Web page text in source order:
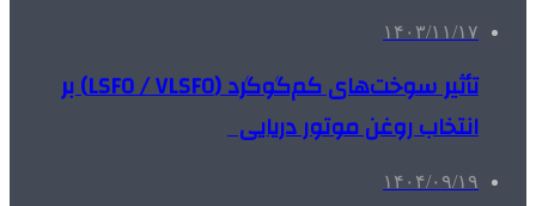
۱۴۰۳/۱۱/۱۷
تأثیر سوخت‌های کم‌گوگرد (LSFO / VLSFO) بر
انتخاب روغن موتور دریایی
۱۴۰۴/۰۹/۱۹